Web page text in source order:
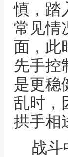
慎，踏
常见情
面，此
先手控
是更稳
乱时，
拱手相
战斗